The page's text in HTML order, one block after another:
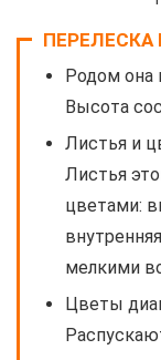
Родом она
Высота
Листья и
Листья
цветами:
мелкими
Цветы